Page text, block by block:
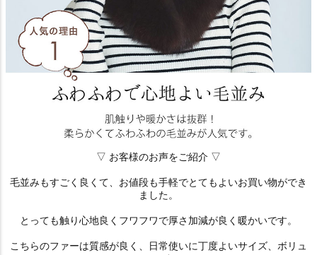
▽ お客様のお声をご紹介 ▽
毛並みもすごく良くて、お値段も手軽でとてもよいお買い物ができ
ました。
とっても触り心地良くフワフワで厚さ加減が良く暖かいです。
こちらのファーは質感が良く、日常使いに丁度よいサイズ、ボリュ